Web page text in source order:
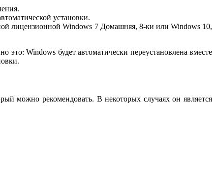
установки.
лицензионной Windows 7 Домашняя, 8-ки или Windows 10,
это: Windows будет автоматически переустановлена вместе
можно рекомендовать. В некоторых случаях он является